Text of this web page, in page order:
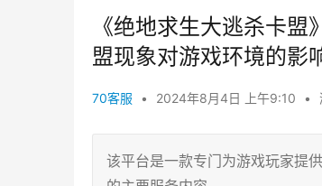
《绝地求生大逃杀卡
盟现象对游戏环境的影
70客服 • 2024年8月4日 上午9:10 •
该平台是一款专门为游戏玩家提